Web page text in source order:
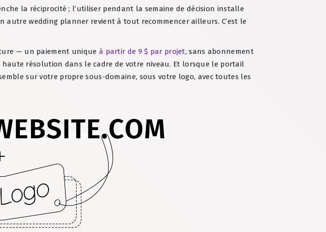
la réciprocité ; l’utiliser pendant la semaine de décision installe
wedding planner revient à tout recommencer ailleurs. C’est le
— un paiement unique à partir de 9 $ par projet, sans abonnement
résolution dans le cadre de votre niveau. Et lorsque le portail
sur votre propre sous-domaine, sous votre logo, avec toutes les